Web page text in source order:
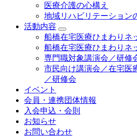
医療介護の心構え
地域リハビリテーション
活動内容
船橋在宅医療ひまわりネ
船橋在宅医療ひまわりネ
専門職対象講演会／研修
市民向け講演会／在宅医
／研修会
イベント
会員・連携団体情報
入会申込・会則
お知らせ
お問い合わせ